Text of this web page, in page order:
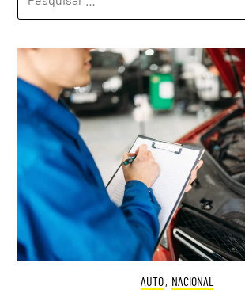
POR:
AUTO, NACIONAL